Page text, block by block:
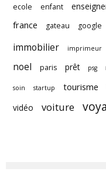
ecole enfant
france
gateau google
immobilier imprimeur
noel paris prêt psg
soin startup tourisme
vidéo
voiture